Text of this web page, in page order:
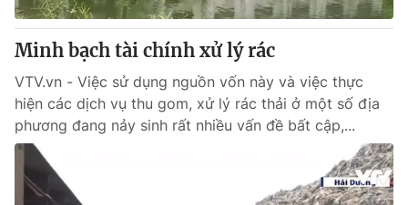
Minh bạch tài chính xử lý rác
VTV.vn - Việc sử dụng nguồn vốn này và việc thực
hiện các dịch vụ thu gom, xử lý rác thải ở một số địa
phương đang nảy sinh rất nhiều vấn đề bất cập,...